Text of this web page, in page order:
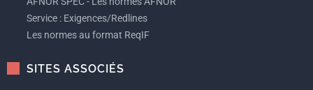
Service : Exigences/Redlines
Les normes au format ReqIF
SITES ASSOCIÉS